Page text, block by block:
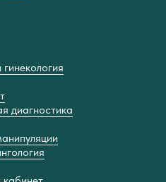
диагностика